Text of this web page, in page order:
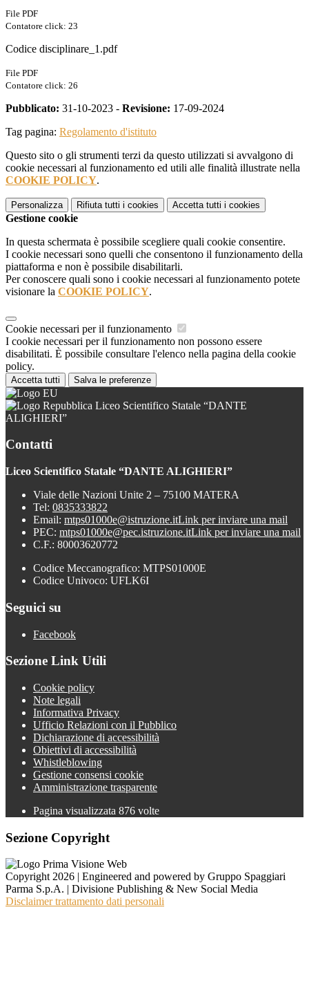
File PDF
Contatore click: 23
Codice disciplinare_1.pdf
File PDF
Contatore click: 26
Pubblicato: 31-10-2023 - Revisione: 17-09-2024
Tag pagina: Regolamento d'istituto
Questo sito o gli strumenti terzi da questo utilizzati si avvalgono di
cookie necessari al funzionamento ed utili alle finalità illustrate nella
COOKIE POLICY.
Personalizza Rifiuta tutti i cookies Accetta tutti i cookies
Gestione cookie
In questa schermata è possibile scegliere quali cookie consentire.
I cookie necessari sono quelli che consentono il funzionamento della
piattaforma e non è possibile disabilitarli.
Per conoscere quali sono i cookie necessari al funzionamento potete
visionare la COOKIE POLICY.
Cookie necessari per il funzionamento
I cookie necessari per il funzionamento non possono essere
disabilitati. È possibile consultare l'elenco nella pagina della cookie
policy.
Accetta tutti Salva le preferenze
Liceo Scientifico Statale “DANTE
ALIGHIERI”
Contatti
Liceo Scientifico Statale “DANTE ALIGHIERI”
Viale delle Nazioni Unite 2 – 75100 MATERA
Tel: 0835333822
Email: mtps01000e@istruzione.itLink per inviare una mail
PEC: mtps01000e@pec.istruzione.itLink per inviare una mail
C.F.: 80003620772
Codice Meccanografico: MTPS01000E
Codice Univoco: UFLK6I
Seguici su
Facebook
Sezione Link Utili
Cookie policy
Note legali
Informativa Privacy
Ufficio Relazioni con il Pubblico
Dichiarazione di accessibilità
Obiettivi di accessibilità
Whistleblowing
Gestione consensi cookie
Amministrazione trasparente
Pagina visualizzata 876 volte
Sezione Copyright
Copyright 2026 | Engineered and powered by Gruppo Spaggiari
Parma S.p.A. | Divisione Publishing & New Social Media
Disclaimer trattamento dati personali